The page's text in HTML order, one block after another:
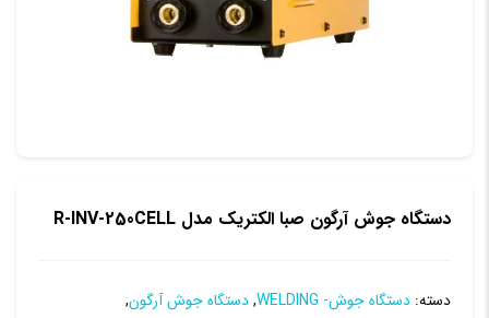
دستگاه جوش آرگون صبا الکتریک مدل R-INV-250CELL
دسته: دستگاه جوش- WELDING ,دستگاه جوش آرگون,